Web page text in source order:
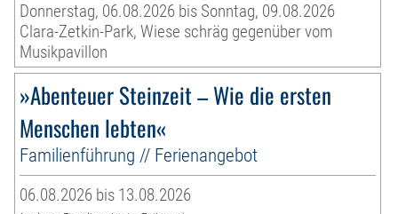
Donnerstag, 06.08.2026 bis Sonntag, 09.08.2026
Clara-Zetkin-Park, Wiese schräg gegenüber vom
Musikpavillon
»Abenteuer Steinzeit – Wie die ersten
Menschen lebten«
Familienführung // Ferienangebot
06.08.2026 bis 13.08.2026